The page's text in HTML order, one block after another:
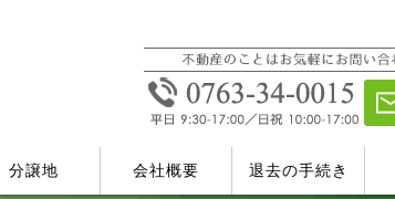
分譲地 会社概要 退去の手続き